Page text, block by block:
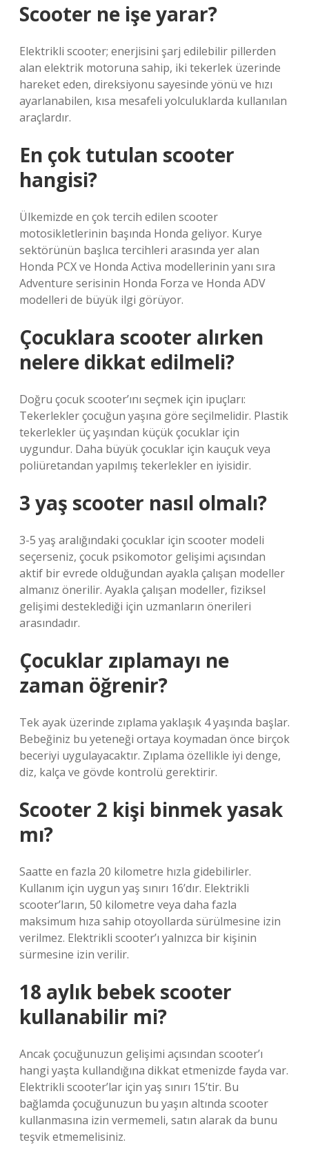
Scooter ne işe yarar?
Elektrikli scooter; enerjisini şarj edilebilir pillerden
alan elektrik motoruna sahip, iki tekerlek üzerinde
hareket eden, direksiyonu sayesinde yönü ve hızı
ayarlanabilen, kısa mesafeli yolculuklarda kullanılan
araçlardır.
En çok tutulan scooter
hangisi?
Ülkemizde en çok tercih edilen scooter
motosikletlerinin başında Honda geliyor. Kurye
sektörünün başlıca tercihleri ​​arasında yer alan
Honda PCX ve Honda Activa modellerinin yanı sıra
Adventure serisinin Honda Forza ve Honda ADV
modelleri de büyük ilgi görüyor.
Çocuklara scooter alırken
nelere dikkat edilmeli?
Doğru çocuk scooter’ını seçmek için ipuçları:
Tekerlekler çocuğun yaşına göre seçilmelidir. Plastik
tekerlekler üç yaşından küçük çocuklar için
uygundur. Daha büyük çocuklar için kauçuk veya
poliüretandan yapılmış tekerlekler en iyisidir.
3 yaş scooter nasıl olmalı?
3-5 yaş aralığındaki çocuklar için scooter modeli
seçerseniz, çocuk psikomotor gelişimi açısından
aktif bir evrede olduğundan ayakla çalışan modeller
almanız önerilir. Ayakla çalışan modeller, fiziksel
gelişimi desteklediği için uzmanların önerileri
arasındadır.
Çocuklar zıplamayı ne
zaman öğrenir?
Tek ayak üzerinde zıplama yaklaşık 4 yaşında başlar.
Bebeğiniz bu yeteneği ortaya koymadan önce birçok
beceriyi uygulayacaktır. Zıplama özellikle iyi denge,
diz, kalça ve gövde kontrolü gerektirir.
Scooter 2 kişi binmek yasak
mı?
Saatte en fazla 20 kilometre hızla gidebilirler.
Kullanım için uygun yaş sınırı 16’dır. Elektrikli
scooter’ların, 50 kilometre veya daha fazla
maksimum hıza sahip otoyollarda sürülmesine izin
verilmez. Elektrikli scooter’ı yalnızca bir kişinin
sürmesine izin verilir.
18 aylık bebek scooter
kullanabilir mi?
Ancak çocuğunuzun gelişimi açısından scooter’ı
hangi yaşta kullandığına dikkat etmenizde fayda var.
Elektrikli scooter’lar için yaş sınırı 15’tir. Bu
bağlamda çocuğunuzun bu yaşın altında scooter
kullanmasına izin vermemeli, satın alarak da bunu
teşvik etmemelisiniz.